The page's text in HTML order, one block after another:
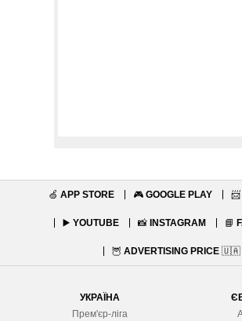
🍏 APP STORE 🎮 GOOGLE PLAY 📨
▶️ YOUTUBE 📸 INSTAGRAM 📘
🦉 ADVERTISING PRICE 🇺🇦
УКРАЇНА
Прем'єр-ліга